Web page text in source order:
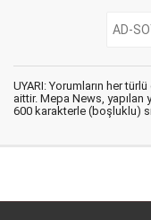
UYARI: Yorumların her
aittir. Mepa News,
600 karakterle (boşluklu)